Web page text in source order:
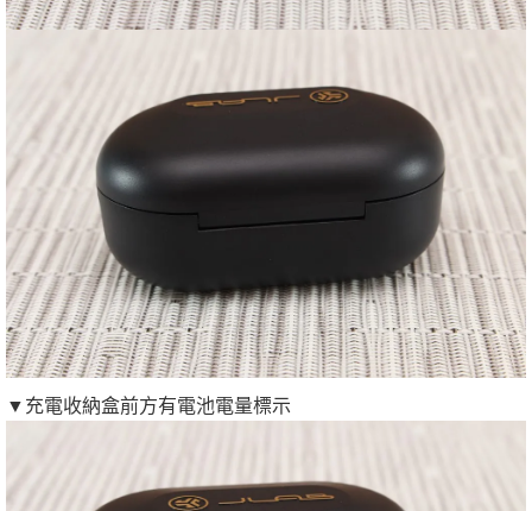
▼充電收納盒前方有電池電量標示